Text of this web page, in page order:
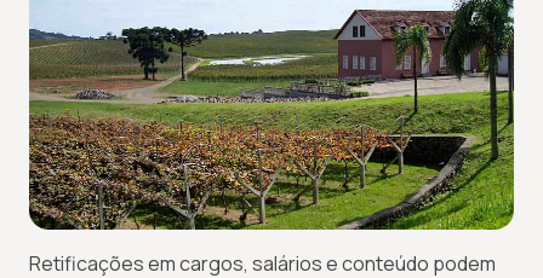
Retificações em cargos, salários e conteúdo podem